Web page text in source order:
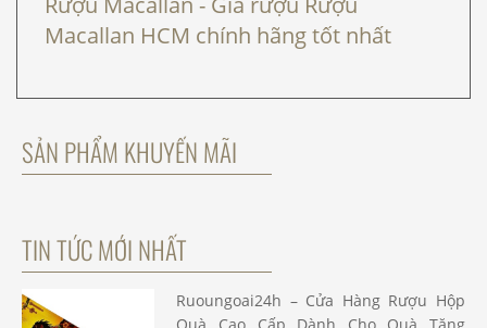
Macallan HCM chính hãng tốt nhất
SẢN PHẨM KHUYẾN MÃI
TIN TỨC MỚI NHẤT
Ruoungoai24h – Cửa Hàng Rượu Hộp